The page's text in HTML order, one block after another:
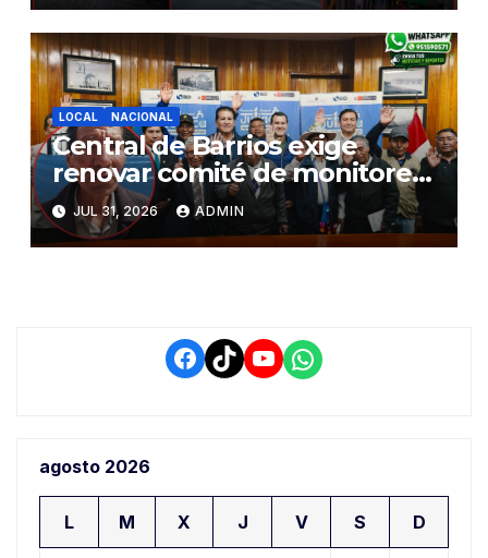
riqueza y la prosperidad
LOCAL NACIONAL
Central de Barrios exige
renovar comité de monitoreo
del PIAA por presuntos
conflictos de interés y
retrasos
JUL 31, 2026 ADMIN
Facebook
TikTokYouTube
WhatsApp
agosto 2026
L M X J V S D